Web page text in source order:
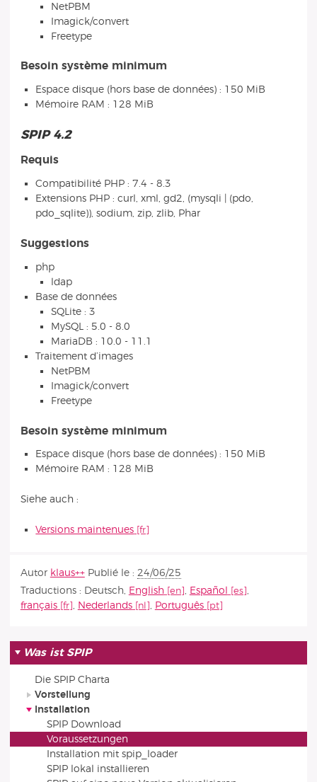
NetPBM
Imagick/convert
Freetype
Besoin système minimum
Espace disque (hors base de données) : 150 MiB
Mémoire RAM : 128 MiB
SPIP 4.2
Requis
Compatibilité PHP : 7.4 - 8.3
Extensions PHP : curl, xml, gd2, (mysqli | (pdo,
pdo_sqlite)), sodium, zip, zlib, Phar
Suggestions
php
ldap
Base de données
SQLite : 3
MySQL : 5.0 - 8.0
MariaDB : 10.0 - 11.1
Traitement d’images
NetPBM
Imagick/convert
Freetype
Besoin système minimum
Espace disque (hors base de données) : 150 MiB
Mémoire RAM : 128 MiB
Siehe auch :
Versions maintenues
Autor klaus++ Publié le : 24/06/25
Traductions : Deutsch English Español
français
Nederlands Português
Was ist SPIP
Die SPIP Charta
Vorstellung
Installation
SPIP Download
Voraussetzungen
Installation mit spip_loader
SPIP lokal installieren